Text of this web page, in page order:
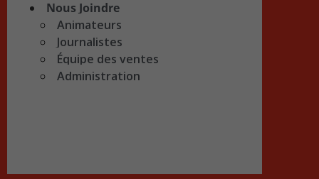
Nous Joindre
Animateurs
Journalistes
Équipe des ventes
Administration